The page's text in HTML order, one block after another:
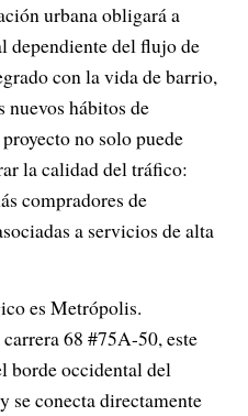
urbana obligará a
dependiente del flujo de
con la vida de barrio,
hábitos de
no solo puede
la calidad del tráfico:
compradores de
a servicios de alta
es Metrópolis.
68 #75A-50, este
borde occidental del
se conecta directamente